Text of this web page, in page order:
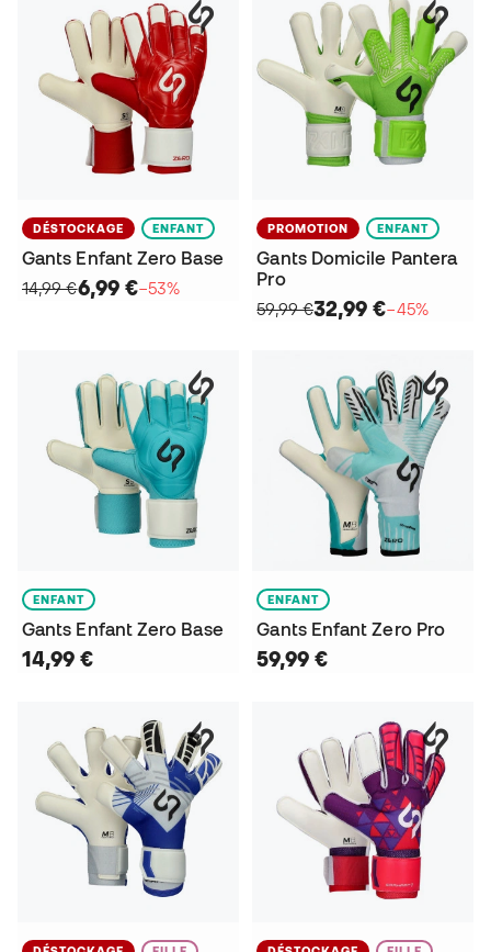
DÉSTOCKAGE ENFANT
Gants Enfant Zero Base
14,99 €6,99 €−53%
PROMOTION ENFANT
Gants Domicile Pantera
Pro
59,99 €32,99 €−45%
ENFANT
Gants Enfant Zero Base
14,99 €
ENFANT
Gants Enfant Zero Pro
59,99 €